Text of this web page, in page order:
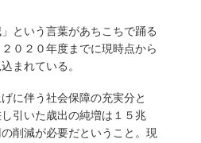
という言葉があちこちで踊る
０２０年度までに現時点から
まれている。
に伴う社会保障の充実分と
引いた歳出の純増は１５兆
削減が必要だということ。現